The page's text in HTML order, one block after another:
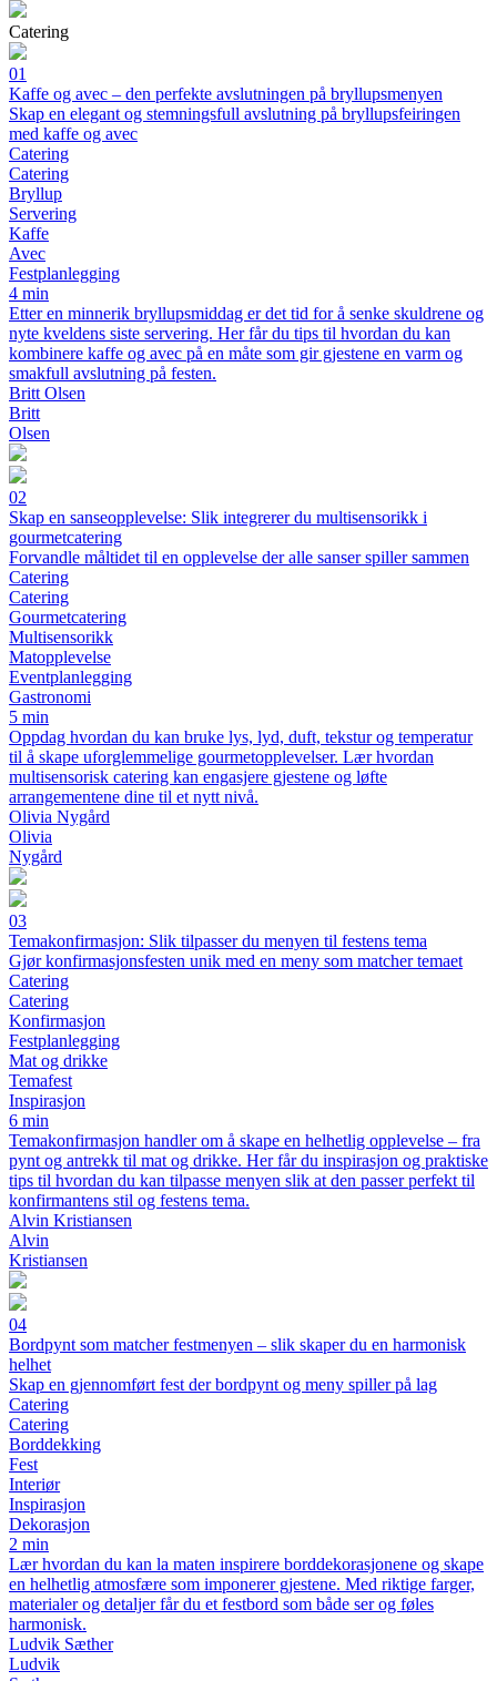
Catering
01
Kaffe og avec – den perfekte avslutningen på bryllupsmenyen
Skap en elegant og stemningsfull avslutning på bryllupsfeiringen
med kaffe og avec
Catering
Catering
Bryllup
Servering
Kaffe
Avec
Festplanlegging
4 min
Etter en minnerik bryllupsmiddag er det tid for å senke skuldrene og
nyte kveldens siste servering. Her får du tips til hvordan du kan
kombinere kaffe og avec på en måte som gir gjestene en varm og
smakfull avslutning på festen.
Britt Olsen
Britt
Olsen
02
Skap en sanseopplevelse: Slik integrerer du multisensorikk i
gourmetcatering
Forvandle måltidet til en opplevelse der alle sanser spiller sammen
Catering
Catering
Gourmetcatering
Multisensorikk
Matopplevelse
Eventplanlegging
Gastronomi
5 min
Oppdag hvordan du kan bruke lys, lyd, duft, tekstur og temperatur
til å skape uforglemmelige gourmetopplevelser. Lær hvordan
multisensorisk catering kan engasjere gjestene og løfte
arrangementene dine til et nytt nivå.
Olivia Nygård
Olivia
Nygård
03
Temakonfirmasjon: Slik tilpasser du menyen til festens tema
Gjør konfirmasjonsfesten unik med en meny som matcher temaet
Catering
Catering
Konfirmasjon
Festplanlegging
Mat og drikke
Temafest
Inspirasjon
6 min
Temakonfirmasjon handler om å skape en helhetlig opplevelse – fra
pynt og antrekk til mat og drikke. Her får du inspirasjon og praktiske
tips til hvordan du kan tilpasse menyen slik at den passer perfekt til
konfirmantens stil og festens tema.
Alvin Kristiansen
Alvin
Kristiansen
04
Bordpynt som matcher festmenyen – slik skaper du en harmonisk
helhet
Skap en gjennomført fest der bordpynt og meny spiller på lag
Catering
Catering
Borddekking
Fest
Interiør
Inspirasjon
Dekorasjon
2 min
Lær hvordan du kan la maten inspirere borddekorasjonene og skape
en helhetlig atmosfære som imponerer gjestene. Med riktige farger,
materialer og detaljer får du et festbord som både ser og føles
harmonisk.
Ludvik Sæther
Ludvik